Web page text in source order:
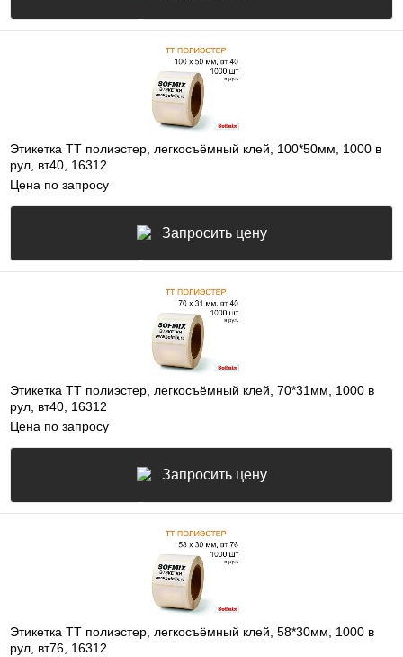
Этикетка ТТ полиэстер, легкосъёмный клей, 100*50мм, 1000 в
рул, вт40, 16312
Цена по запросу
Запросить цену
Этикетка ТТ полиэстер, легкосъёмный клей, 70*31мм, 1000 в
рул, вт40, 16312
Цена по запросу
Запросить цену
Этикетка ТТ полиэстер, легкосъёмный клей, 58*30мм, 1000 в
рул, вт76, 16312